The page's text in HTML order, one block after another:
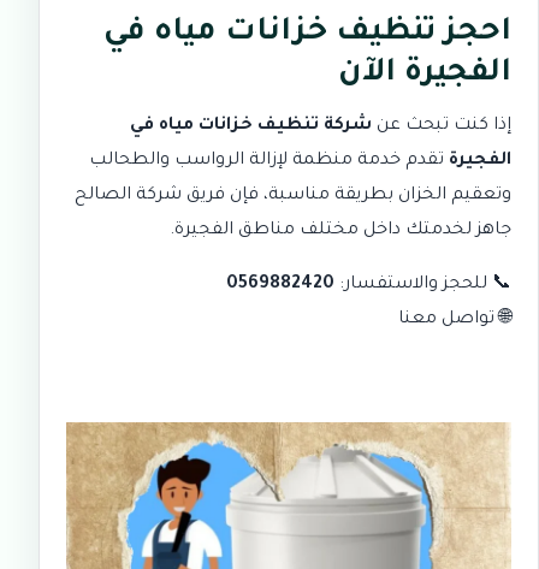
احجز تنظيف خزانات مياه في
الفجيرة الآن
إذا كنت تبحث عن شركة تنظيف خزانات مياه في
الفجيرة تقدم خدمة منظمة لإزالة الرواسب والطحالب
وتعقيم الخزان بطريقة مناسبة، فإن فريق شركة الصالح
جاهز لخدمتك داخل مختلف مناطق الفجيرة.
📞 للحجز والاستفسار: 0569882420
🌐تواصل معنا